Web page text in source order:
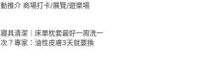
動推介 商場打卡/展覽/遊樂場
寢具清潔｜床單枕套最好一周洗一
次？專家：油性皮膚3天就要換